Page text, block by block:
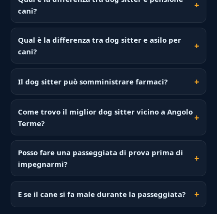
cani?
Qual è la differenza tra dog sitter e asilo per
cani?
Il dog sitter può somministrare farmaci?
Come trovo il miglior dog sitter vicino a Angolo
Terme?
Posso fare una passeggiata di prova prima di
impegnarmi?
E se il cane si fa male durante la passeggiata?